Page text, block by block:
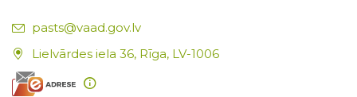
E-pasts:
pasts@vaad.gov.lv
Lielvārdes iela 36, Rīga, LV-1006